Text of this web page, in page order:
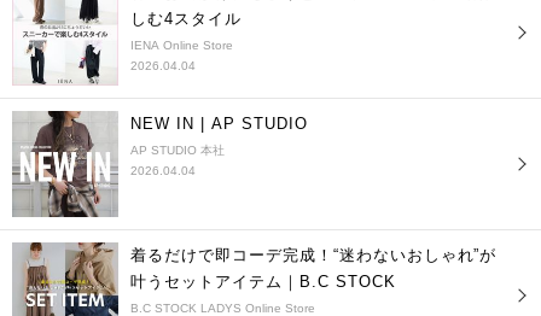
しむ4スタイル
IENA Online Store
2026.04.04
NEW IN | AP STUDIO
AP STUDIO 本社
2026.04.04
着るだけで即コーデ完成！“迷わないおしゃれ”が
叶うセットアイテム｜B.C STOCK
B.C STOCK LADYS Online Store